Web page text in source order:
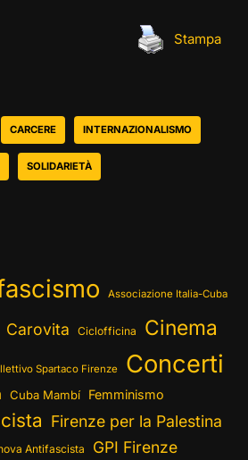
Stampa
CARCERE INTERNAZIONALISMO
SOLIDARIETÀ
Associazione Italia-Cuba
Carovita Ciclofficina Cinema
Spartaco Firenze Concerti
Cuba Mambí Femminismo
Firenze per la Palestina
Antifascista GPI Firenze